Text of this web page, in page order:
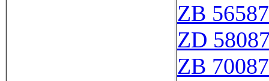
ZB 56587
ZD
ZB 70087